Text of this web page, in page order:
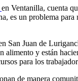
en Ventanilla, cuenta
es un problema
San Juan de
y están
para los
de manera